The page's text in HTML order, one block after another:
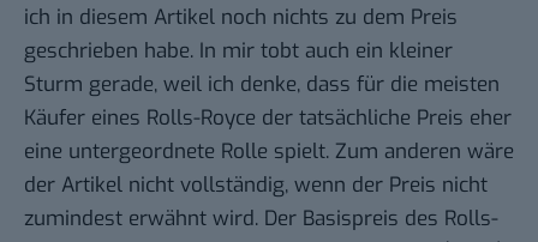
ich in diesem Artikel noch nichts zu dem Preis
geschrieben habe. In mir tobt auch ein kleiner
Sturm gerade, weil ich denke, dass für die meisten
Käufer eines Rolls-Royce der tatsächliche Preis eher
eine untergeordnete Rolle spielt. Zum anderen wäre
der Artikel nicht vollständig, wenn der Preis nicht
zumindest erwähnt wird. Der Basispreis des Rolls-